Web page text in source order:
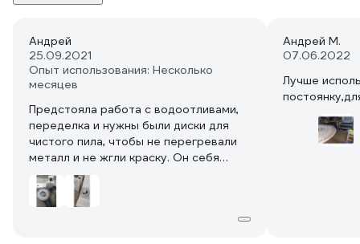
Андрей
25.09.2021
Опыт использования: Несколько
месяцев
Предстояла работа с водоотливами,
переделка и нужны были диски для
чистого пила, чтобы не перегревали
металл и не жгли краску. Он себя
оправдал, нет сильного нагрева. Пилит
жесть 0,7 мм., как нож масло. Ещё
опробовал на ПВХ раме с армировкой,
когда утилизировал, всё бы ничего, но
Андрей М.
07.06.2022
Лучше использовать по жести, не на